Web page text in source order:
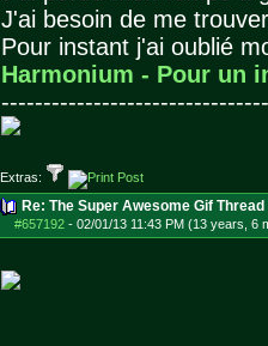
J'ai besoin de me
Pour instant j'ai oublié
Harmonium - Pour un
--------------------------------
Extras:
Re: The Super Awesome Gif Thread
#657192- 02/01/13 11:43 PM (13 years, 6